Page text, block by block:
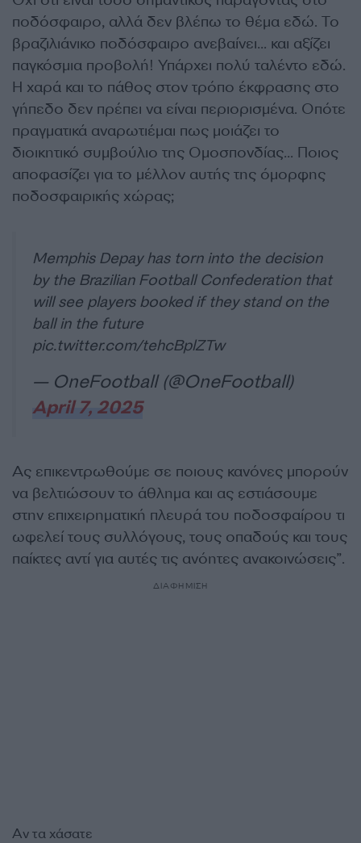
ποδόσφαιρο, αλλά δεν βλέπω το θέμα εδώ. Το
βραζιλιάνικο ποδόσφαιρο ανεβαίνει… και αξίζει
παγκόσμια προβολή! Υπάρχει πολύ ταλέντο εδώ.
Η χαρά και το πάθος στον τρόπο έκφρασης στο
γήπεδο δεν πρέπει να είναι περιορισμένα. Οπότε
πραγματικά αναρωτιέμαι πως μοιάζει το
διοικητικό συμβούλιο της Ομοσπονδίας… Ποιος
αποφασίζει για το μέλλον αυτής της όμορφης
ποδοσφαιρικής χώρας;
Memphis Depay has torn into the decision
by the Brazilian Football Confederation that
will see players booked if they stand on the
ball in the future
pic.twitter.com/tehcBplZTw
— OneFootball (@OneFootball)
April 7, 2025
Ας επικεντρωθούμε σε ποιους κανόνες μπορούν
να βελτιώσουν το άθλημα και ας εστιάσουμε
στην επιχειρηματική πλευρά του ποδοσφαίρου τι
ωφελεί τους συλλόγους, τους οπαδούς και τους
παίκτες αντί για αυτές τις ανόητες ανακοινώσεις”.
ΔΙΑΦΗΜΙΣΗ
Αν τα χάσατε